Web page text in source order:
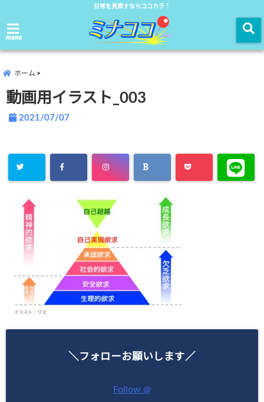
日常を見直すならココカラ！
menu
ホーム
動画用イラスト_003
2021/07/07
＼フォローお願いします／
Follow @